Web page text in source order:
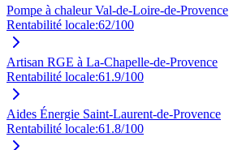
Pompe à chaleur Val-de-Loire-de-Provence
Rentabilité locale:62/100
Artisan RGE à La-Chapelle-de-Provence
Rentabilité locale:61.9/100
Aides Énergie Saint-Laurent-de-Provence
Rentabilité locale:61.8/100